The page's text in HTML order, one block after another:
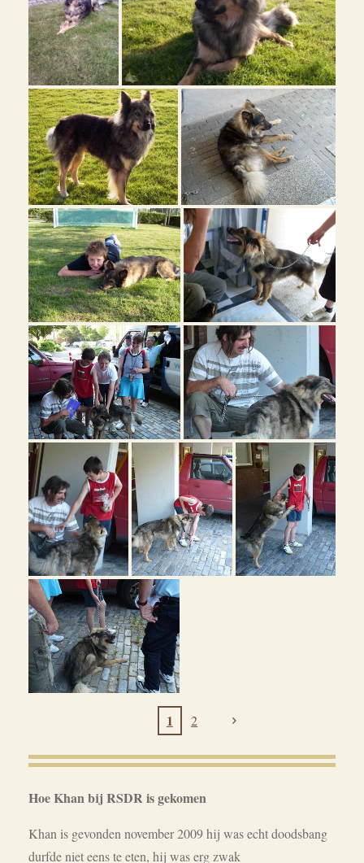
1 2
Hoe Khan bij RSDR is gekomen
Khan is gevonden november 2009 hij was echt doodsbang
durfde niet eens te eten, hij was erg zwak